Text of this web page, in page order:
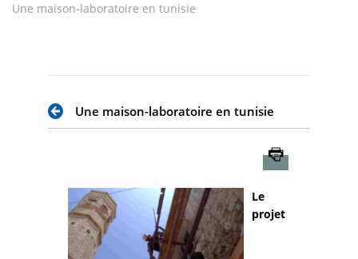
Une maison-laboratoire en tunisie
Une maison-laboratoire en tunisie
Le
projet